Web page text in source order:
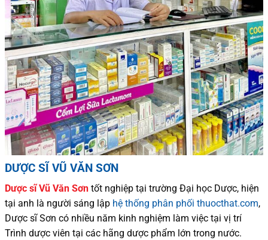
DƯỢC SĨ VŨ VĂN SƠN
Dược sĩVũ Văn Sơn tốt nghiệp tại trường Đại học Dược, hiện
tại anh là người sáng lập hệ thống phân phối thuocthat.com,
Dược sĩSơn có nhiều năm kinh nghiệm làm việc tại vị trí
Trình dược viên tại các hãng dược phẩm lớn trong nước.